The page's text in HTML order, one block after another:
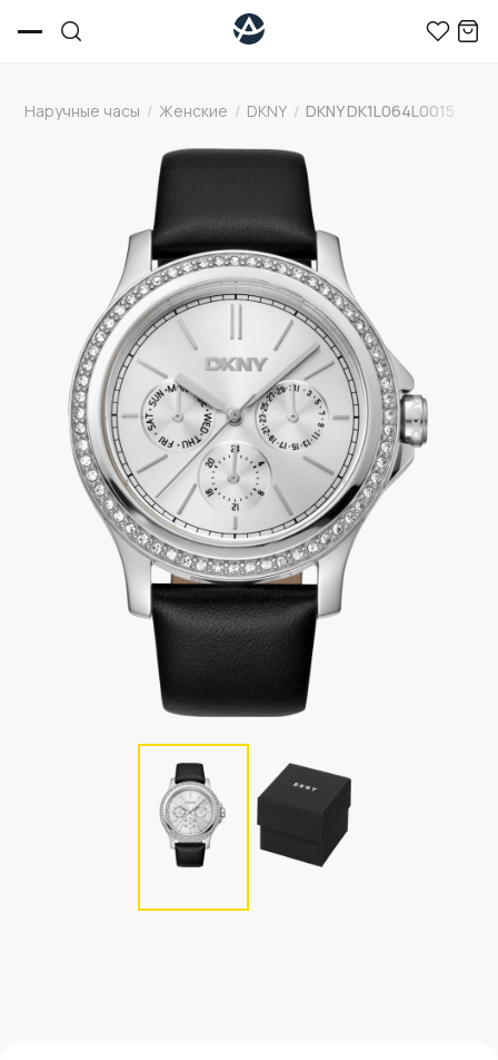
Наручные часы / Женские / DKNY / DKNY DK1L064L0015